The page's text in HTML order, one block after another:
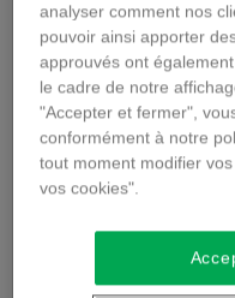
Seasonal Bouquet
analyser comment nos
pouvoir ainsi apporter
approuvés ont
le cadre de notre
"Accepter et fermer",
conformément à notre
tout moment modifier
vos cookies".